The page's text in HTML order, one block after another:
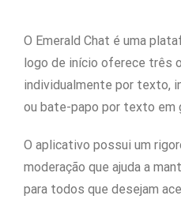
O Emerald Chat é uma
logo de início oferece três
individualmente por texto,
ou bate-papo por texto em
O aplicativo possui um
moderação que ajuda a
para todos que desejam